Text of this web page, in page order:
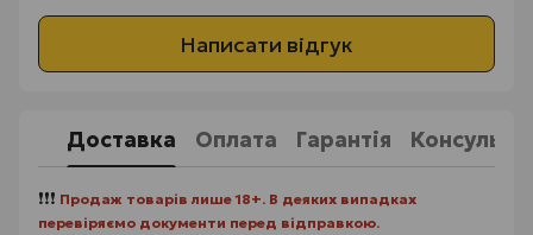
Написати відгук
Доставка Оплата Гарантія
❗❗❗ Продаж товарів лише 18+. В деяких випадках
перевіряємо документи перед відправкою.